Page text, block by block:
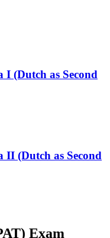
I (Dutch as Second
II (Dutch as Second
Exam